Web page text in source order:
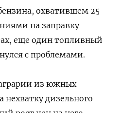
охватившем 25
на заправку
еще один топливный
с проблемами.
из южных
дизельного